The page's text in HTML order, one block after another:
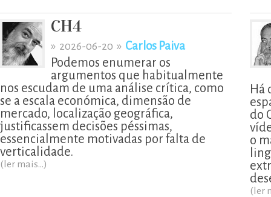
CH4
» 2026-06-20 » Carlos Paiva
Podemos enumerar os
argumentos que habitualmente
nos escudam de uma análise crítica, como
se a escala económica, dimensão de
mercado, localização geográfica,
justificassem decisões péssimas,
essencialmente motivadas por falta de
verticalidade.
(ler mais...)
Há
do
o
(ler